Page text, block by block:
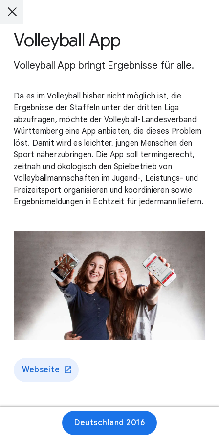
Volleyball App
Volleyball App bringt Ergebnisse für alle.
Da es im Volleyball bisher nicht möglich ist, die
Ergebnisse der Staffeln unter der dritten Liga
abzufragen, möchte der Volleyball-Landesverband
Württemberg eine App anbieten, die dieses Problem
löst. Damit wird es leichter, jungen Menschen den
Sport näherzubringen. Die App soll termingerecht,
zeitnah und ökologisch den Spielbetrieb von
Volleyballmannschaften im Jugend-, Leistungs- und
Freizeitsport organisieren und koordinieren sowie
Ergebnismeldungen in Echtzeit für jedermann liefern.
Webseite
Deutschland 2016